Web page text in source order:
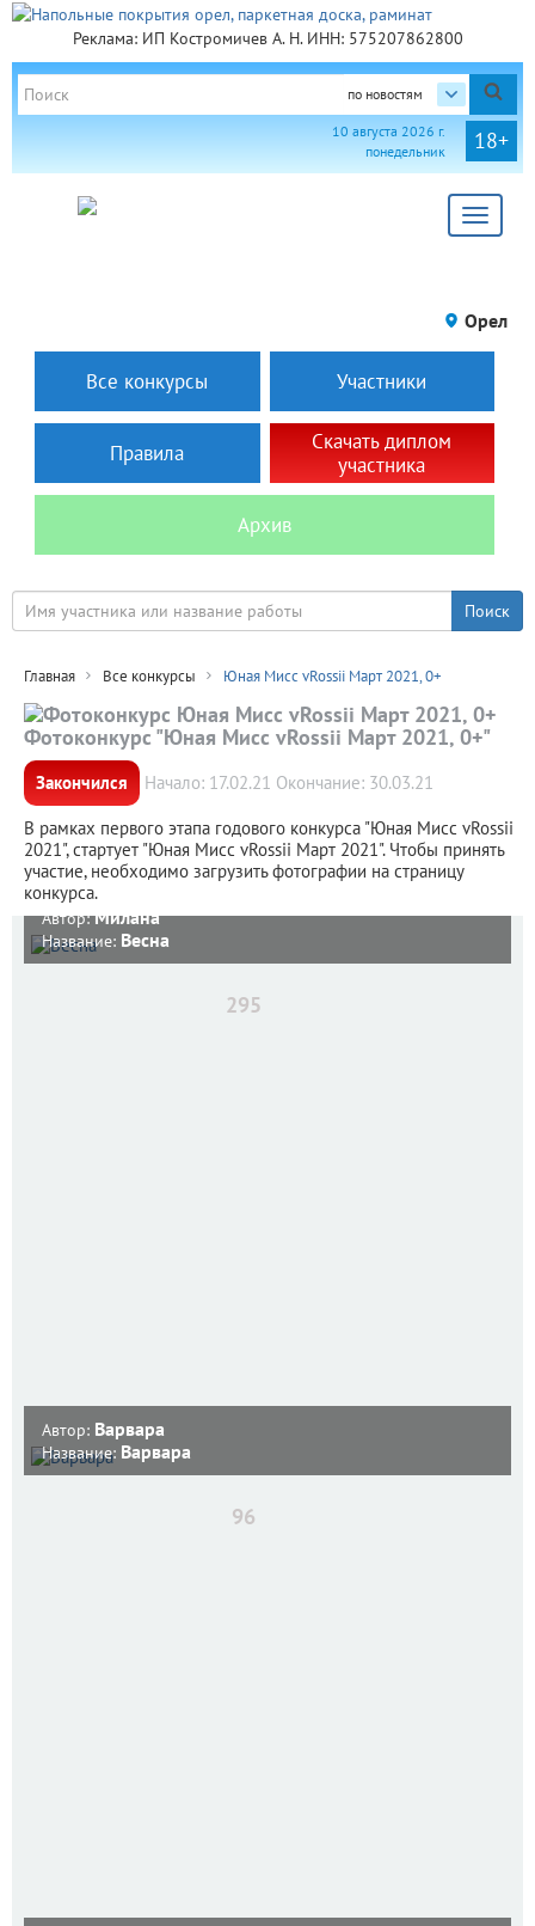
Реклама: ИП Костромичев А. Н. ИНН: 575207862800
по новостям
18+
10 августа 2026 г.
понедельник
Toggle
Орел
Все конкурсы Участники
Правила
Скачать диплом
участника
Архив
Главная Все конкурсы Юная Мисс vRossii Март 2021, 0+
Фотоконкурс "Юная Мисс vRossii Март 2021, 0+"
Закончился
Начало: 17.02.21 Окончание: 30.03.21
В рамках первого этапа годового конкурса "Юная Мисс vRossii
2021", стартует "Юная Мисс vRossii Март 2021". Чтобы принять
участие, необходимо загрузить фотографии на страницу
конкурса.
Автор:Милана
Название: Весна
295
Автор: Варвара
Название: Варвара
96